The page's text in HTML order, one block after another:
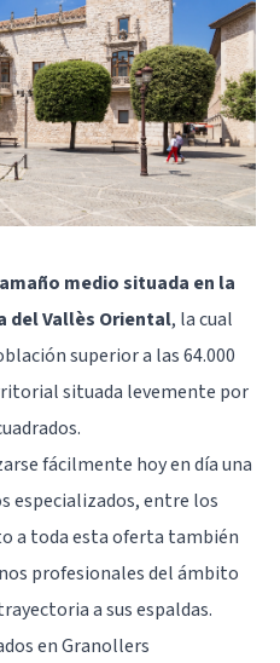
medio situada en la
del Vallès Oriental, la cual
superior a las 64.000
situada levemente por
fácilmente hoy en día una
especializados, entre los
a toda esta oferta también
profesionales del ámbito
a sus espaldas.
en Granollers